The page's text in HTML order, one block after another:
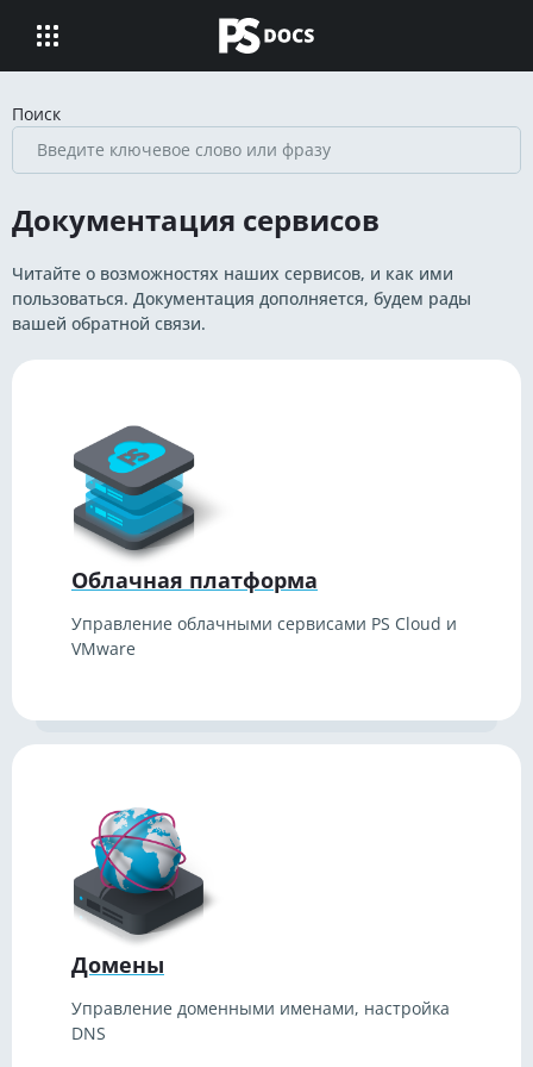
Поиск
Документация сервисов
Читайте о возможностях наших сервисов, и как ими
пользоваться. Документация дополняется, будем рады
вашей обратной связи.
Облачная платформа
Управление облачными сервисами PS Cloud и
VMware
Домены
Управление доменными именами, настройка
DNS